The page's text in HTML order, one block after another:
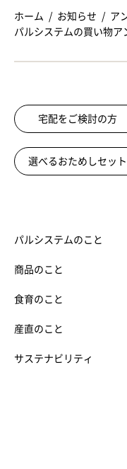
ホーム お知らせ
ア
パルシステムの買い物
宅配をご検討の方
選べるおためしセット
パルシステムのこと
商品のこと
食育のこと
産直のこと
サステナビリティ